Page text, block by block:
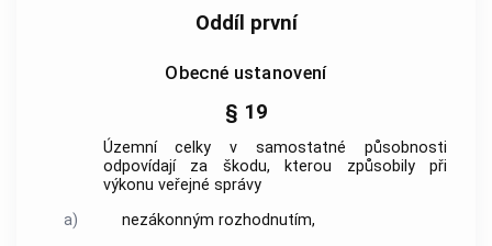
Oddíl první
Obecné ustanovení
§ 19
Územní celky v samostatné působnosti
odpovídají za škodu, kterou způsobily při
výkonu veřejné správy
a)
nezákonným rozhodnutím,